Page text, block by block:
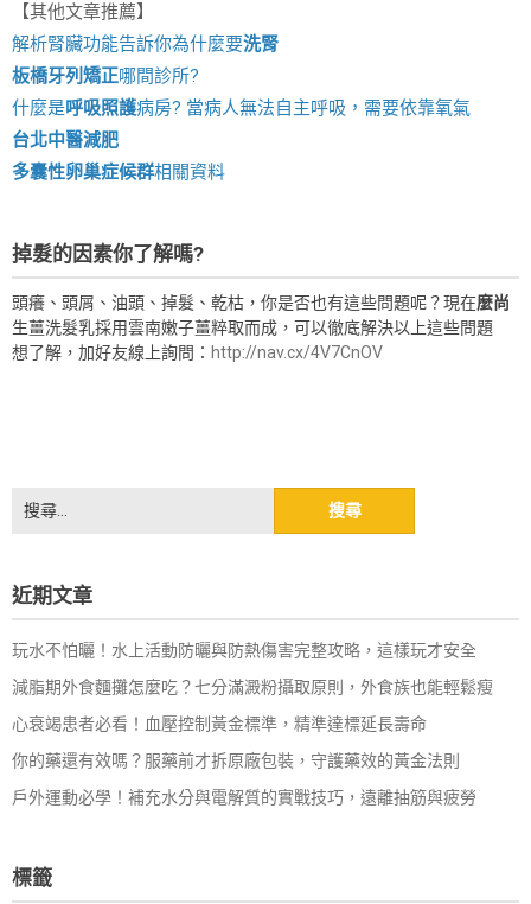
【其他文章推薦】
解析腎臟功能告訴你為什麼要洗腎
板橋牙列矯正哪間診所?
什麼是呼吸照護病房? 當病人無法自主呼吸，需要依靠氧氣
台北中醫減肥
多囊性卵巢症候群相關資料
掉髮的因素你了解嗎?
頭癢、頭屑、油頭、掉髮、乾枯，你是否也有這些問題呢？現在麼尚
生薑洗髮乳採用雲南嫩子薑粹取而成，可以徹底解決以上這些問題
想了解，加好友線上詢問： http://nav.cx/4V7CnOV
搜
尋
字:
近期文章
玩水不怕曬！水上活動防曬與防熱傷害完整攻略，這樣玩才安全
減脂期外食麵攤怎麼吃？七分滿澱粉攝取原則，外食族也能輕鬆瘦
心衰竭患者必看！血壓控制黃金標準，精準達標延長壽命
你的藥還有效嗎？服藥前才拆原廠包裝，守護藥效的黃金法則
戶外運動必學！補充水分與電解質的實戰技巧，遠離抽筋與疲勞
標籤